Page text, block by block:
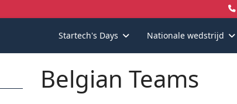
Startech's Days Nationale wedstrijd
Belgian Teams